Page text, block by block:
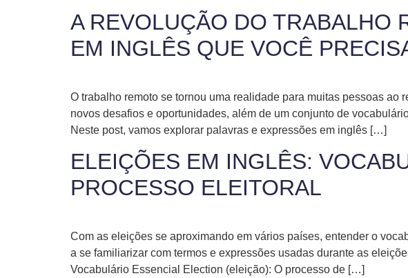
A REVOLUÇÃO DO TRABALHO
EM INGLÊS QUE VOCÊ
O trabalho remoto se tornou uma realidade para muitas pessoas
novos desafios e oportunidades, além de um conjunto de
Neste post, vamos explorar palavras e expressões em inglês […]
ELEIÇÕES EM INGLÊS:
PROCESSO ELEITORAL
Com as eleições se aproximando em vários países, entender o
a se familiarizar com termos e expressões usadas durante as
Vocabulário Essencial Election (eleição): O processo de […]